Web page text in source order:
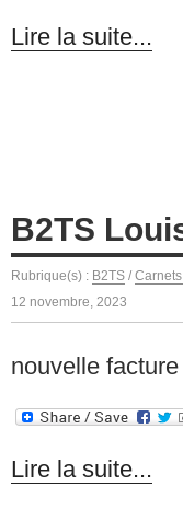
Lire la suite...
B2TS
Rubrique(s) : B2TS /
12 novembre, 2023
nouvelle facture
Lire la suite...